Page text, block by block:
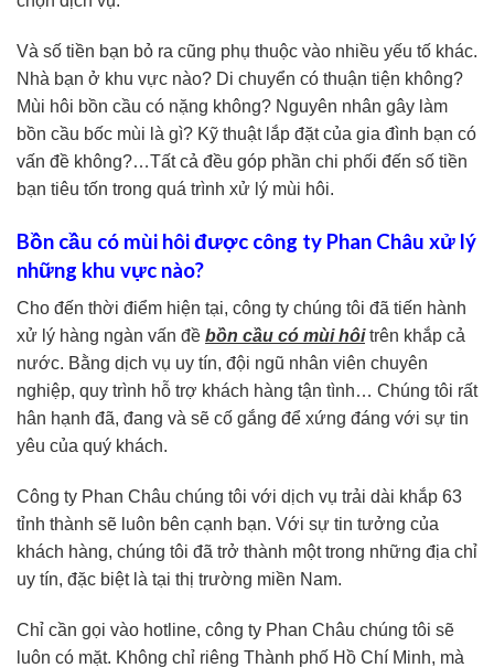
Và số tiền bạn bỏ ra cũng phụ thuộc vào nhiều yếu tố khác.
Nhà bạn ở khu vực nào? Di chuyển có thuận tiện không?
Mùi hôi bồn cầu có nặng không? Nguyên nhân gây làm
bồn cầu bốc mùi là gì? Kỹ thuật lắp đặt của gia đình bạn có
vấn đề không?…Tất cả đều góp phần chi phối đến số tiền
bạn tiêu tốn trong quá trình xử lý mùi hôi.
Bồn cầu có mùi hôi được công ty Phan Châu xử lý
những khu vực nào?
Cho đến thời điểm hiện tại, công ty chúng tôi đã tiến hành
xử lý hàng ngàn vấn đề bồn cầu có mùi hôitrên khắp cả
nước. Bằng dịch vụ uy tín, đội ngũ nhân viên chuyên
nghiệp, quy trình hỗ trợ khách hàng tận tình… Chúng tôi rất
hân hạnh đã, đang và sẽ cố gắng để xứng đáng với sự tin
yêu của quý khách.
Công ty Phan Châu chúng tôi với dịch vụ trải dài khắp 63
tỉnh thành sẽ luôn bên cạnh bạn. Với sự tin tưởng của
khách hàng, chúng tôi đã trở thành một trong những địa chỉ
uy tín, đặc biệt là tại thị trường miền Nam.
Chỉ cần gọi vào hotline, công ty Phan Châu chúng tôi sẽ
luôn có mặt. Không chỉ riêng Thành phố Hồ Chí Minh, mà